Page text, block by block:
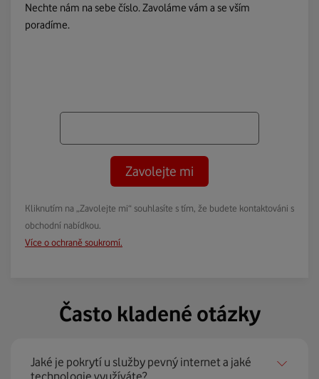
Nechte nám na sebe číslo. Zavoláme vám a se vším
poradíme.
Zavolejte mi
Kliknutím na „Zavolejte mi“ souhlasíte s tím, že budete kontaktováni s
obchodní nabídkou.
Více o ochraně soukromí.
Často kladené otázky
Jaké je pokrytí u služby pevný internet a jaké
technologie využíváte?